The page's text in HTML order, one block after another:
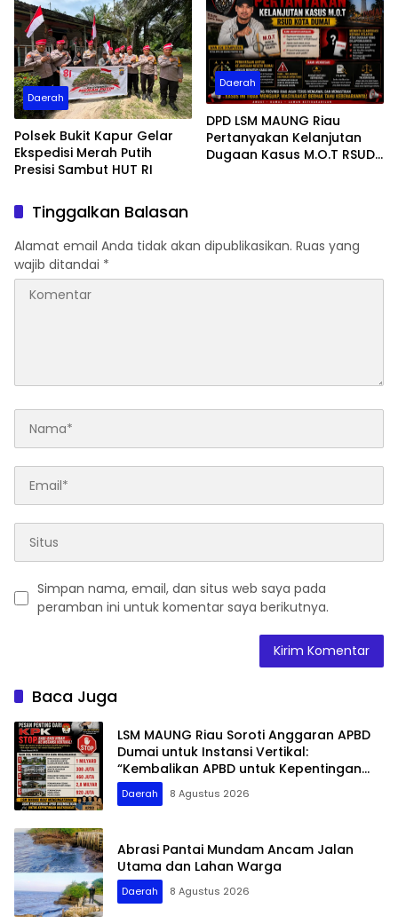
Daerah
Polsek Bukit Kapur Gelar
Ekspedisi Merah Putih
Presisi Sambut HUT RI
Daerah
DPD LSM MAUNG Riau
Pertanyakan Kelanjutan
Dugaan Kasus M.O.T RSUD
Tinggalkan Balasan
Alamat email Anda tidak akan dipublikasikan. Ruas yang
wajib ditandai *
Simpan nama, email, dan situs web saya pada
peramban ini untuk komentar saya berikutnya.
Baca Juga
LSM MAUNG Riau Soroti Anggaran APBD
Dumai untuk Instansi Vertikal:
“Kembalikan APBD untuk Kepentingan
Masyarakat”
Daerah 8 Agustus 2026
Abrasi Pantai Mundam Ancam Jalan
Utama dan Lahan Warga
Daerah 8 Agustus 2026